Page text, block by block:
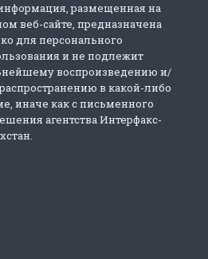
размещенная на
веб-сайте, предназначена
для персонального
и не подлежит
воспроизведению и/
в какой-либо
иначе как с письменного
агентства Интерфакс-